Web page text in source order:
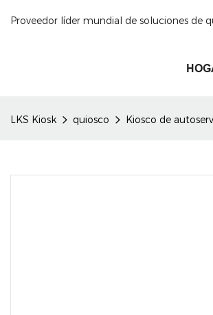
Proveedor líder mundial de soluciones de
LKS Kiosk quiosco Kiosco de